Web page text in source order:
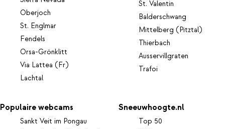
Oberjoch
St. Englmar
Fendels
Orsa-Grönklitt
Via Lattea (Fr)
Lachtal
St. Valentin
Balderschwang
Mittelberg (Pitztal)
Thierbach
Ausservillgraten
Trafoi
Populaire webcams
Sankt Veit im Pongau
Sneeuwhoogte.nl
Top 50